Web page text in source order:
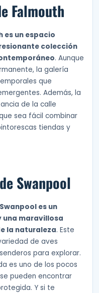
Falmouth
es un espacio
colección
. Aunque
la galería
que
Además, la
de la calle
sea fácil combinar
tiendas y
Swanpool
es un
una maravillosa
la naturaleza. Este
de aves
para explorar.
es uno de los pocos
pueden encontrar
Y si te